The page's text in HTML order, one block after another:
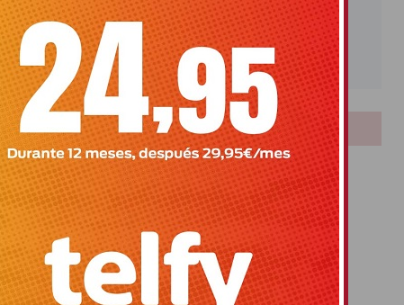
LOTERIAS
Bonoloto
Primitiva
El Gordo
Euromillones
Loteria
Once